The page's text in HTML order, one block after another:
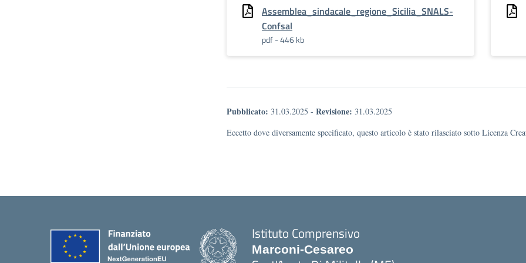
Assemblea_sindacale_regione_Sicilia_SNALS-
Confsal
pdf - 446 kb
Pubblicato: 31.03.2025 - Revisione: 31.03.2025
Eccetto dove diversamente specificato, questo articolo è stato rilasciato sotto Licenza
Istituto Comprensivo
Marconi-Cesareo